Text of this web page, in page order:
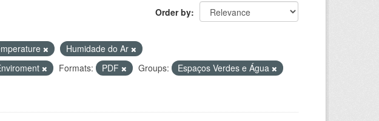
Order by
Humidade do Ar
Formats: PDF Groups:
Espaços Verdes e Água